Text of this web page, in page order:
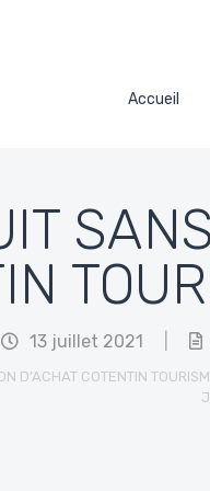
Accueil
13 juillet 2021
D’ACHAT COTENTIN